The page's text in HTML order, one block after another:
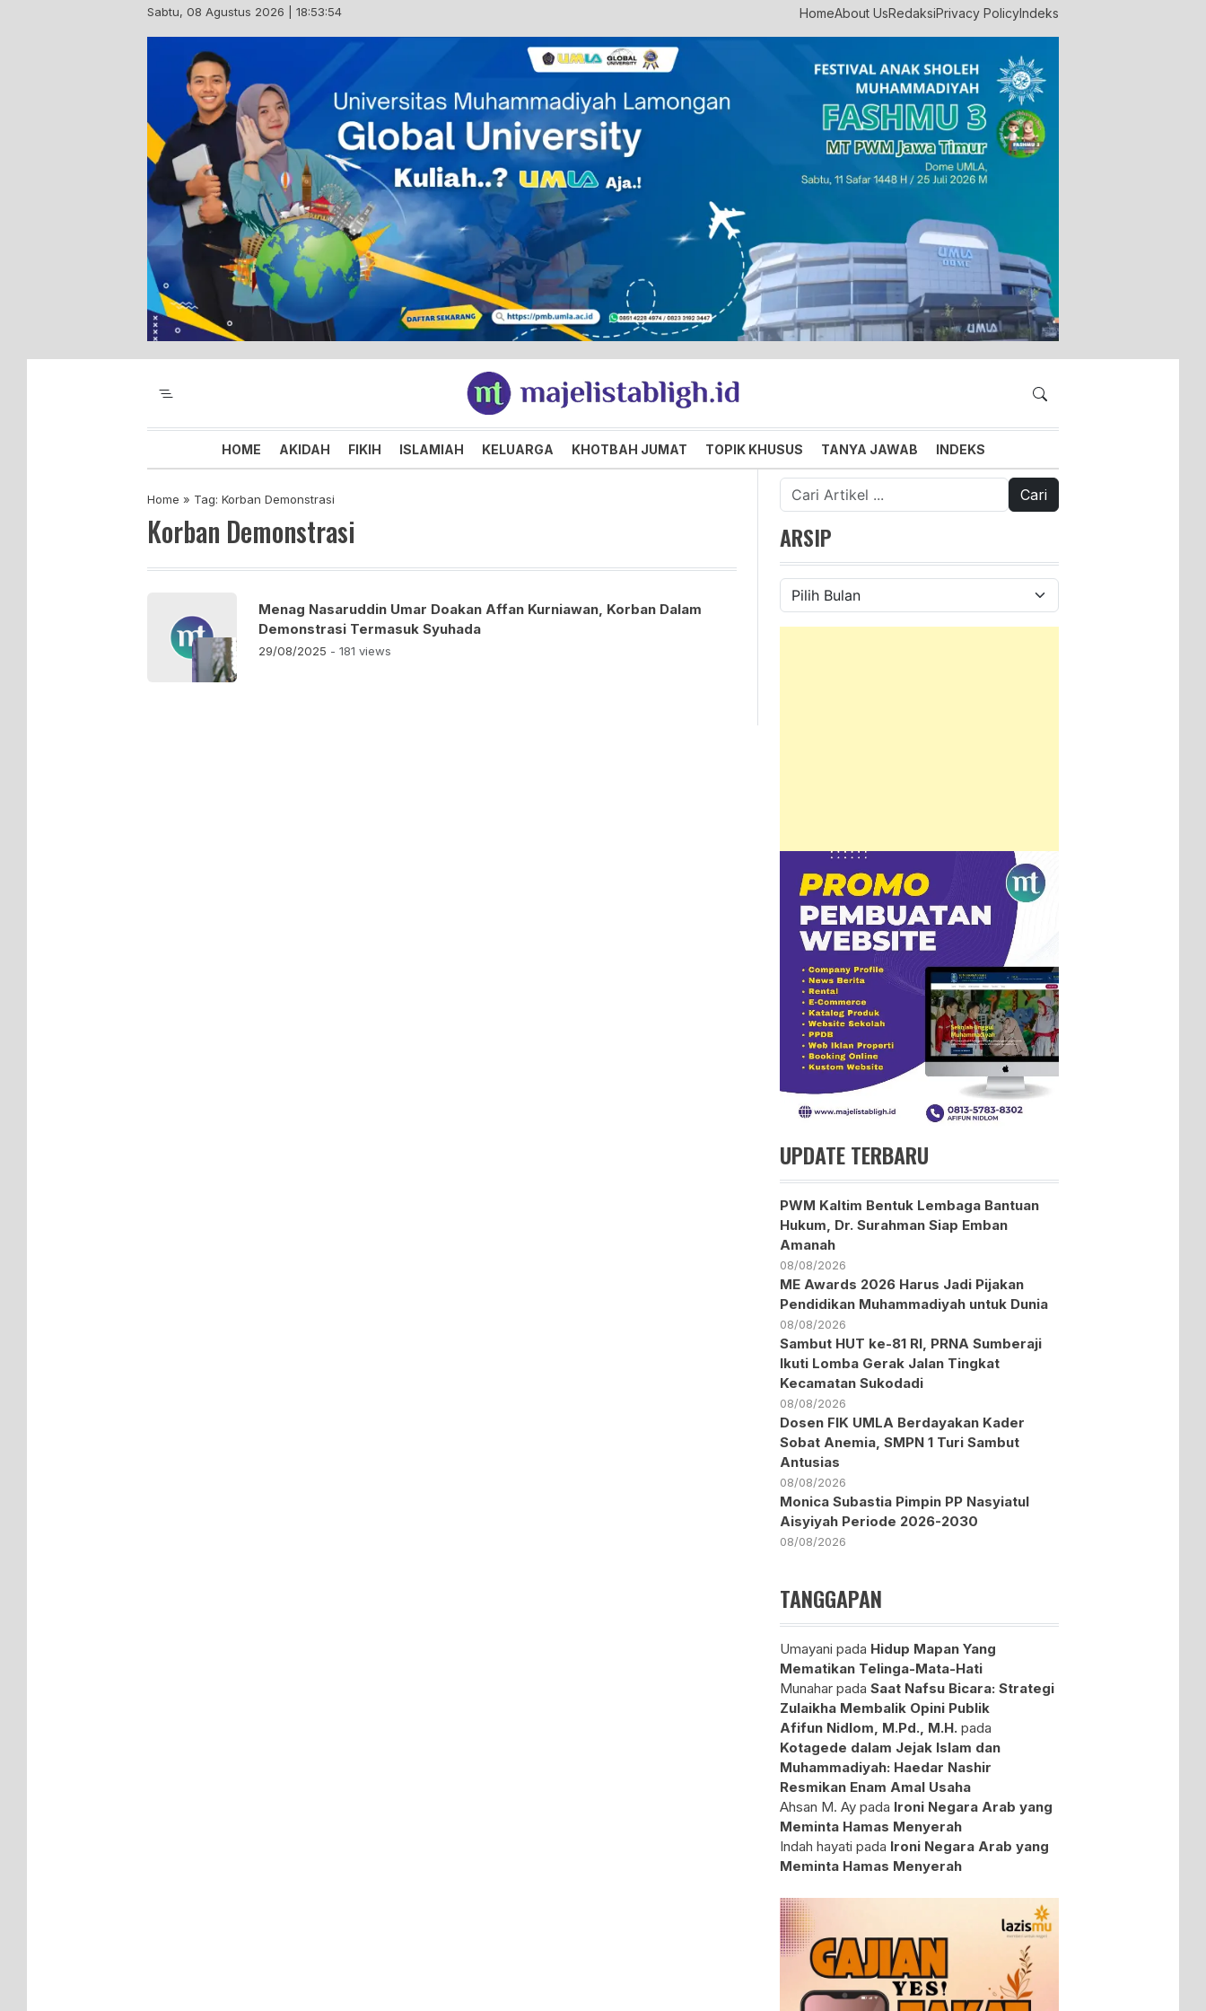
Sabtu, 08 Agustus 2026 | 18:53:55 HomeAbout UsRedaksiPrivacy PolicyIndeks
Majelis Tabligh Muhammadiyah
Syiar Dakwah Islam Berkemajuan dan Menggembirakan
HOME AKIDAH FIKIH ISLAMIAH KELUARGA KHOTBAH JUMAT TOPIK KHUSUS TANYA JAWAB INDEKS
Home » Tag: Korban Demonstrasi
Korban Demonstrasi
Menag Nasaruddin Umar Doakan Affan Kurniawan, Korban Dalam
Demonstrasi Termasuk Syuhada
29/08/2025 - 181 views
Cari
untuk:
ARSIP
Arsip
UPDATE TERBARU
PWM Kaltim Bentuk Lembaga Bantuan
Hukum, Dr. Surahman Siap Emban
Amanah
08/08/2026
ME Awards 2026 Harus Jadi Pijakan
Pendidikan Muhammadiyah untuk Dunia
08/08/2026
Sambut HUT ke-81 RI, PRNA Sumberaji
Ikuti Lomba Gerak Jalan Tingkat
Kecamatan Sukodadi
08/08/2026
Dosen FIK UMLA Berdayakan Kader
Sobat Anemia, SMPN 1 Turi Sambut
Antusias
08/08/2026
Monica Subastia Pimpin PP Nasyiatul
Aisyiyah Periode 2026-2030
08/08/2026
TANGGAPAN
Umayani pada Hidup Mapan Yang
Mematikan Telinga-Mata-Hati
Munahar padaSaat Nafsu Bicara: Strategi
Zulaikha Membalik Opini Publik
Afifun Nidlom, M.Pd., M.H. pada
Kotagede dalam Jejak Islam dan
Muhammadiyah: Haedar Nashir
Resmikan Enam Amal Usaha
Ahsan M. Ay pada Ironi Negara Arab yang
Meminta Hamas Menyerah
Indah hayati pada Ironi Negara Arab yang
Meminta Hamas Menyerah